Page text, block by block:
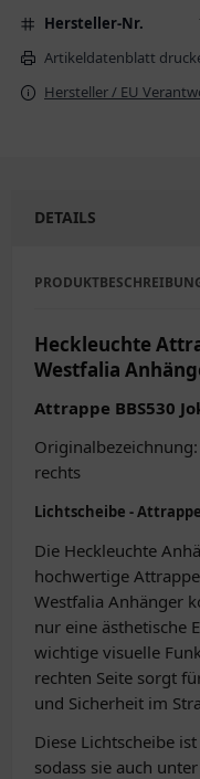
Hersteller-Nr.
Artikeldatenblatt
Hersteller / EU
DETAILS
Heckleuchte
Westfalia
Attrappe BBS530
rechts
Lichtscheibe -
Die Heckleuchte
hochwertige
Westfalia Anhänger
nur eine ästhetische
wichtige visuelle
rechten Seite sorgt
und Sicherheit im
Diese Lichtscheibe
sodass sie auch